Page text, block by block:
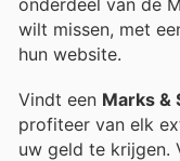
wilt missen, met
hun website.
Vindt een Marks &
profiteer van elk
uw geld te krijgen.